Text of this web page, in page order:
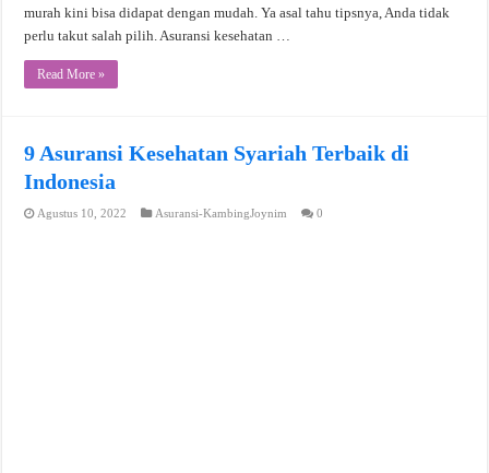
murah kini bisa didapat dengan mudah. Ya asal tahu tipsnya, Anda tidak
perlu takut salah pilih. Asuransi kesehatan …
Read More »
9 Asuransi Kesehatan Syariah Terbaik di
Indonesia
Agustus 10, 2022 Asuransi-KambingJoynim 0